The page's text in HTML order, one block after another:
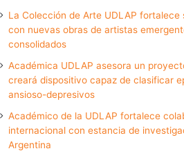
La Colección de Arte UDLAP fortalece
con nuevas obras de artistas
consolidados
Académica UDLAP asesora un
creará dispositivo capaz de clasificar
ansioso-depresivos
Académico de la UDLAP fortalece
internacional con estancia de
Argentina